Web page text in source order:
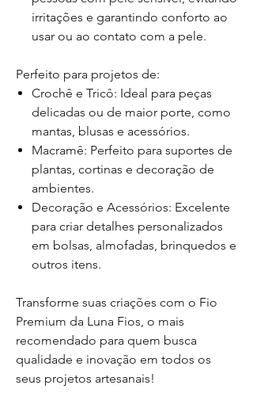
irritações e garantindo conforto ao
usar ou ao contato com a pele.
Perfeito para projetos de:
Crochê e Tricô: Ideal para peças
delicadas ou de maior porte, como
mantas, blusas e acessórios.
Macramê: Perfeito para suportes de
plantas, cortinas e decoração de
ambientes.
Decoração e Acessórios: Excelente
para criar detalhes personalizados
em bolsas, almofadas, brinquedos e
outros itens.
Transforme suas criações com o Fio
Premium da Luna Fios, o mais
recomendado para quem busca
qualidade e inovação em todos os
seus projetos artesanais!